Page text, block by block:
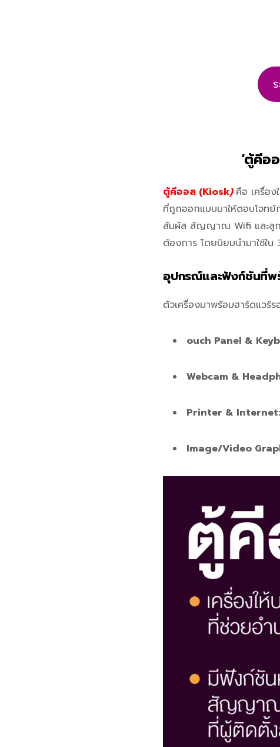
‘ตู้คีอ
ตู้คีออส (Kiosk) คือ เครื่อง
ที่ถูกออกแบบมาให้ตอบโจทย์
สัมผัส สัญญาณ Wifi และลูก
ต้องการ โดยนิยมนำมาใช้ใ
อุปกรณ์และฟังก์ชันที่พ
ตัวเครื่องมาพร้อมฮาร์ดแวร์ร
ouch Panel &
Webcam &
Printer & Internet:
Image/Video